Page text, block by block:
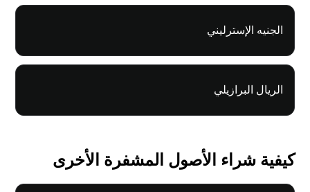
الجنيه الإسترليني
الريال البرازيلي
كيفية شراء الأصول المشفرة الأخرى